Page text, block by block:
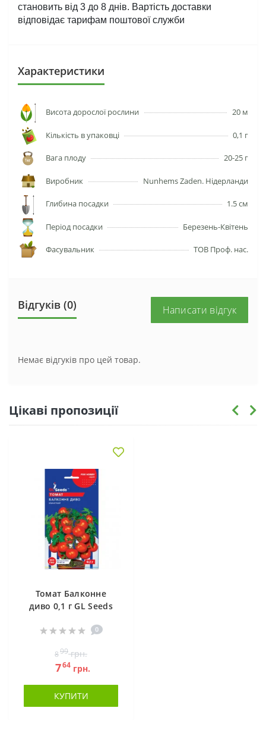
становить від 3 до 8 днів. Вартість доставки
відповідає тарифам поштової служби
Характеристики
Висота дорослої рослини 20 м
Кількість в упаковці 0,1 г
Вага плоду 20-25 г
Виробник Nunhems Zaden. Нідерланди
Глибина посадки 1.5 см
Період посадки Березень-Квітень
Фасувальник ТОВ Проф. нас.
Відгуків (0) Написати відгук
Немає відгуків про цей товар.
Цікаві пропозиції
Томат Балконне
диво 0,1 г GL Seeds
0
899грн.
764грн.
КУПИТИ